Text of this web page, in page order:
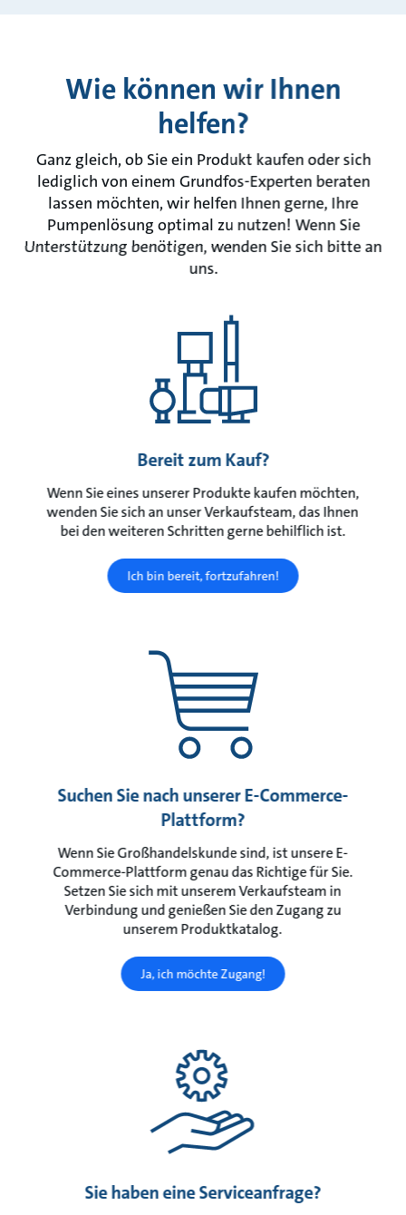
Wie können wir Ihnen
helfen?
Ganz gleich, ob Sie ein Produkt kaufen oder sich
lediglich von einem Grundfos-Experten beraten
lassen möchten, wir helfen Ihnen gerne, Ihre
Pumpenlösung optimal zu nutzen! Wenn Sie
Unterstützung benötigen, wenden Sie sich bitte an
uns.
Bereit zum Kauf?
Wenn Sie eines unserer Produkte kaufen möchten,
wenden Sie sich an unser Verkaufsteam, das Ihnen
bei den weiteren Schritten gerne behilflich ist.
Ich bin bereit, fortzufahren!
Suchen Sie nach unserer E-Commerce-
Plattform?
Wenn Sie Großhandelskunde sind, ist unsere E-
Commerce-Plattform genau das Richtige für Sie.
Setzen Sie sich mit unserem Verkaufsteam in
Verbindung und genießen Sie den Zugang zu
unserem Produktkatalog.
Ja, ich möchte Zugang!
Sie haben eine Serviceanfrage?